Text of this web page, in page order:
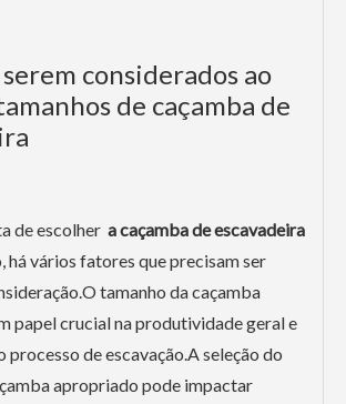
considerados ao
de caçamba de
de escolher a caçamba de escavadeira
há vários fatores que precisam ser
tamanho da caçamba
papel crucial na produtividade geral e
processo de escavação.A seleção do
apropriado pode impactar